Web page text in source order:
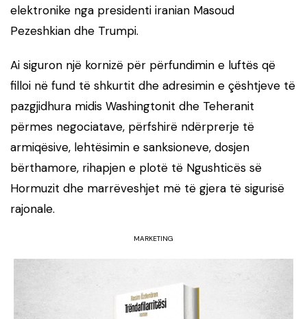
elektronike nga presidenti iranian Masoud
Pezeshkian dhe Trumpi.
Ai siguron një kornizë për përfundimin e luftës që
filloi në fund të shkurtit dhe adresimin e çështjeve të
pazgjidhura midis Washingtonit dhe Teheranit
përmes negociatave, përfshirë ndërprerje të
armiqësive, lehtësimin e sanksioneve, dosjen
bërthamore, rihapjen e plotë të Ngushticës së
Hormuzit dhe marrëveshjet më të gjera të sigurisë
rajonale.
MARKETING